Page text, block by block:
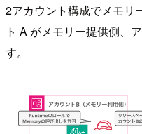
2アカウント構成でメモリ
ト A がメモリー提供側、
す。